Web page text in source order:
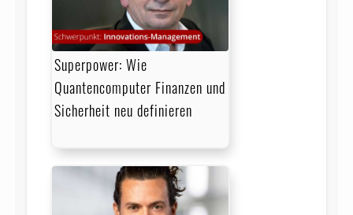
Superpower: Wie
Quantencomputer Finanzen und
Sicherheit neu definieren